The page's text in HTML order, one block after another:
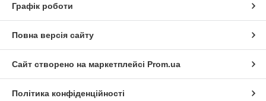
Графік роботи
Повна версія сайту
Сайт створено на маркетплейсі Prom.ua
Політика конфіденційності